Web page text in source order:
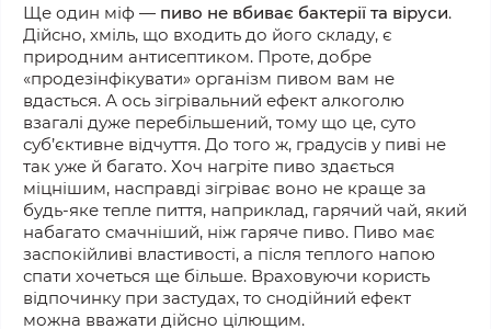
Ще один міф — пиво не вбиває бактерії та віруси.
Дійсно, хміль, що входить до його складу, є
природним антисептиком. Проте, добре
«продезінфікувати» організм пивом вам не
вдасться. А ось зігрівальний ефект алкоголю
взагалі дуже перебільшений, тому що це, суто
суб’єктивне відчуття. До того ж, градусів у пиві не
так уже й багато. Хоч нагріте пиво здається
міцнішим, насправді зігріває воно не краще за
будь-яке тепле пиття, наприклад, гарячий чай, який
набагато смачніший, ніж гаряче пиво. Пиво має
заспокійливі властивості, а після теплого напою
спати хочеться ще більше. Враховуючи користь
відпочинку при застудах, то снодійний ефект
можна вважати дійсно цілющим.